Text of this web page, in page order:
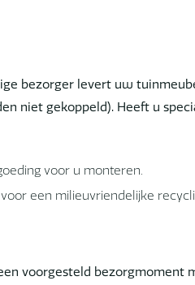
bezorger levert uw
niet gekoppeld). Heeft u
voor u monteren.
een milieuvriendelijke
voorgesteld bezorgmoment